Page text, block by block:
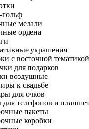
медали
ордена
украшения
с восточной тематикой
для подарков
воздушные
к свадьбе
для очков
для телефонов и
пакеты
коробки